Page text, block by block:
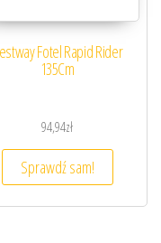
Fotel Rapid Rider
135Cm
94,94zł
Sprawdź sam!